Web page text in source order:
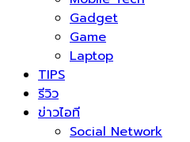
Gadget
Game
Laptop
TIPS
รีวิว
ข่าวไอที
Social Network